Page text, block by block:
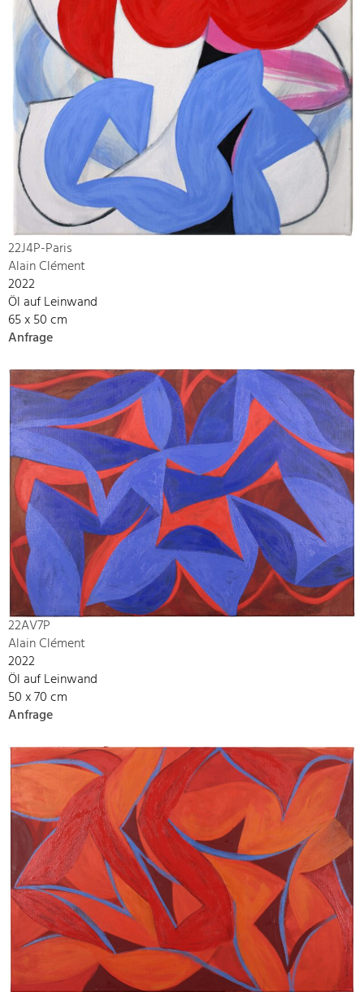
22J4P-Paris
Alain Clément
2022
Öl auf Leinwand
65 x 50 cm
Anfrage
22AV7P
Alain Clément
2022
Öl auf Leinwand
50 x 70 cm
Anfrage